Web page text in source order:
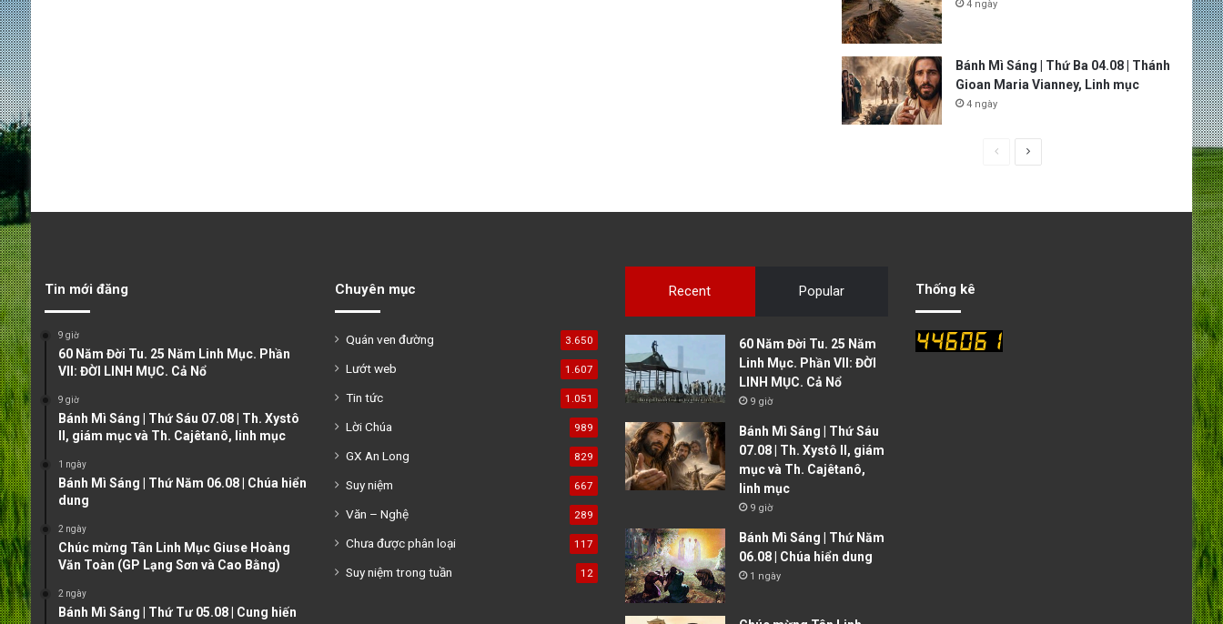
4 ngày
Bánh Mì Sáng | Thứ Ba 04.08 | Thánh
Gioan Maria Vianney, Linh mục
4 ngày
s
p
Tin mới đăng
9 giờ
60 Năm Đời Tu. 25 Năm Linh Mục. Phần
VII: ĐỜI LINH MỤC. Cả Nổ
9 giờ
Bánh Mì Sáng | Thứ Sáu 07.08 | Th. Xystô
II, giám mục và Th. Cajêtanô, linh mục
1 ngày
Bánh Mì Sáng | Thứ Năm 06.08 | Chúa hiển
dung
2 ngày
Chúc mừng Tân Linh Mục Giuse Hoàng
Văn Toàn (GP Lạng Sơn và Cao Bằng)
2 ngày
Bánh Mì Sáng | Thứ Tư 05.08 | Cung hiến
Chuyên mục
Quán ven đường 3.650
Lướt web 1.607
Tin tức 1.051
Lời Chúa 989
GX An Long 829
Suy niệm 667
Văn – Nghệ 289
Chưa được phân loại 117
Suy niệm trong tuần 12
Recent Popular
60 Năm Đời Tu. 25 Năm
Linh Mục. Phần VII: ĐỜI
LINH MỤC. Cả Nổ
9 giờ
Bánh Mì Sáng | Thứ Sáu
07.08 | Th. Xystô II, giám
mục và Th. Cajêtanô,
linh mục
9 giờ
Bánh Mì Sáng | Thứ Năm
06.08 | Chúa hiển dung
1 ngày
Thống kê